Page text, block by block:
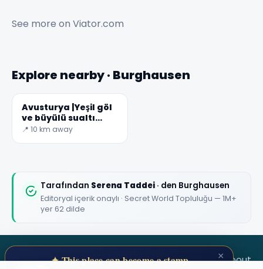
See more on Viator.com
Explore nearby · Burghausen
Avusturya |Yeşil göl
ve büyülü sualtı
ormanı
📍 10 km away
Tarafından Serena Taddei · den Burghausen
Editoryal içerik onaylı · Secret World Topluluğu — 1M+
yer 62 dilde
SECRET WORLD TermsPrivacyAbout
×
✦ This place can become a stamp